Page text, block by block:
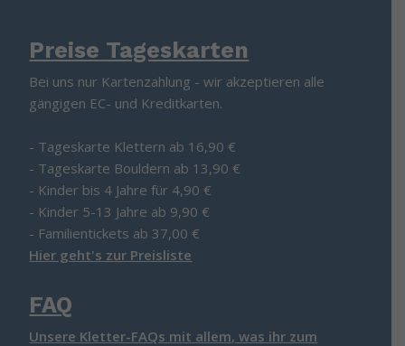
Preise Tageskarten
Bei uns nur Kartenzahlung - wir akzeptieren alle
gängigen EC- und Kreditkarten.
- Tageskarte Klettern ab 16,90 €
- Tageskarte Bouldern ab 13,90 €
- Kinder bis 4 Jahre für 4,90 €
- Kinder 5-13 Jahre ab 9,90 €
- Familientickets ab 37,00 €
Hier geht's zur Preisliste
FAQ
Unsere Kletter-FAQs mit allem, was ihr zum